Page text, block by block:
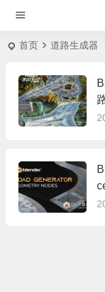
首页 道路生成器
l